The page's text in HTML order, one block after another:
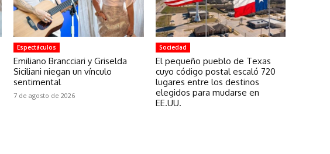
Espectáculos
Emiliano Brancciari y Griselda
Siciliani niegan un vínculo
sentimental
7 de agosto de 2026
Sociedad
El pequeño pueblo de Texas
cuyo código postal escaló 720
lugares entre los destinos
elegidos para mudarse en
EE.UU.